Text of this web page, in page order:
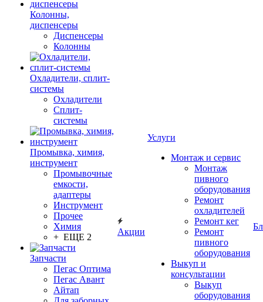
Колонны,
диспенсеры
Диспенсеры
Колонны
Охладители, сплит-
системы
Охладители
Сплит-
системы
Промывка, химия,
инструмент
Промывочные
емкости,
адаптеры
Инструмент
Прочее
Химия
+ ЕЩЕ 2
Запчасти
Пегас Оптима
Пегас Авант
Айтап
Акции
Услуги
Монтаж и сервис
Монтаж
пивного
оборудования
Ремонт
охладителей
Ремонт кег
Ремонт
пивного
оборудования
Выкуп и
консультации
Выкуп
оборудования